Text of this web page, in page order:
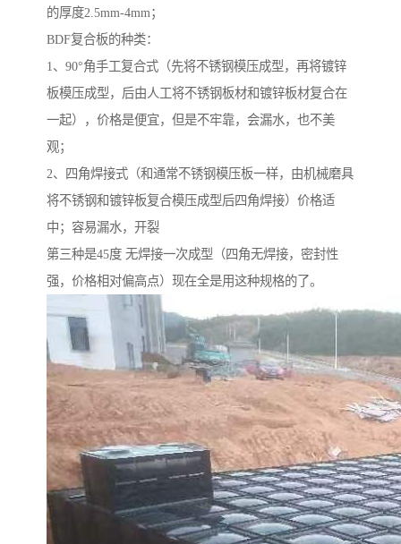
的厚度2.5mm-4mm；
BDF复合板的种类：
1、90°角手工复合式（先将不锈钢模压成型，再将镀锌
板模压成型，后由人工将不锈钢板材和镀锌板材复合在
一起），价格是便宜，但是不牢靠，会漏水，也不美
观；
2、四角焊接式（和通常不锈钢模压板一样，由机械磨具
将不锈钢和镀锌板复合模压成型后四角焊接）价格适
中；容易漏水，开裂
第三种是45度 无焊接一次成型（四角无焊接，密封性
强，价格相对偏高点）现在全是用这种规格的了。